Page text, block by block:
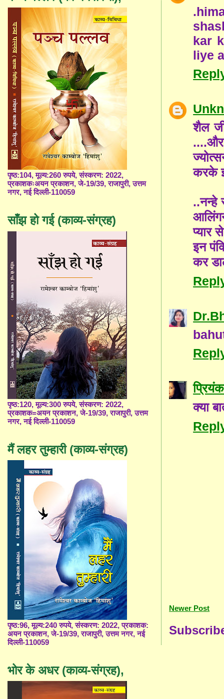
kar
liye
शैल
....और
करके
..नन्हे
प्यार
इन
कर
क्या
Newer Post
पृष्ठ:104, मूल्य:260 रुपये, संस्करण: 2022,
प्रकाशकःअयन प्रकाशन, जे-19/39, राजापुरी, उत्तम
नगर, नई दिल्ली-110059
साँझ हो गई (काव्य-संग्रह)
पृष्ठ:120, मूल्य:300 रुपये, संस्करण: 2022,
प्रकाशक=अयन प्रकाशन, जे-19/39, राजापुरी, उत्तम
नगर, नई दिल्ली-110059
मैं लहर तुम्हारी (काव्य-संग्रह)
पृष्ठ:96, मूल्य:240 रुपये, संस्करण: 2022, प्रकाशक:
अयन प्रकाशन, जे-19/39, राजापुरी, उत्तम नगर, नई
दिल्ली-110059
भोर के अधर (काव्य-संग्रह),